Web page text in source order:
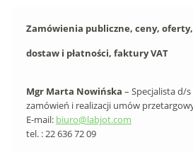
Zamówienia publiczne, ceny,
dostaw i płatności, faktury VAT
Mgr Marta Nowińska – Specjalista d/s
zamówień i realizacji umów
E-mail: biuro@labjot.com
tel. : 22 636 72 09